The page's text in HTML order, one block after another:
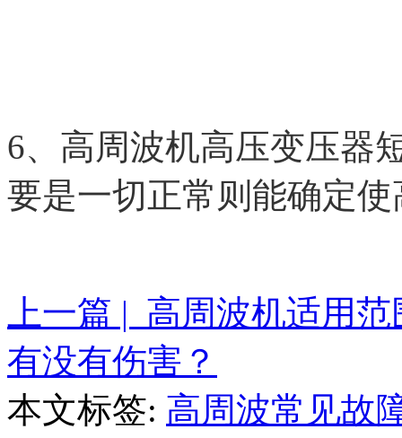
6、 高周波机高压变压器
要是一切正常则能确定
上一篇 | 高周波机适用范
有没有伤害？
本文标签: 高周波常见故